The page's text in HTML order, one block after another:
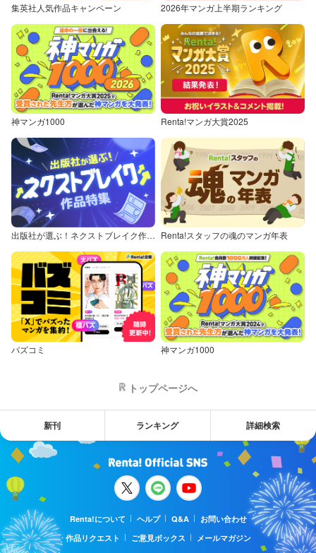
集英社人気作品キャンペーン 2026年マンガ上半期ランキング
神マンガ1000 Renta!マンガ大賞2025
出版社が選ぶ！ネクストブレイク作品特集 Renta!スタッフの魂のマンガ年表
バズコミ 神マンガ1000
トップページへ
新刊 ランキング 詳細検索
Renta!について ヘルプ Q&A
お問い合わせ
作品リクエスト
ご意見ボックス
メールマガジン